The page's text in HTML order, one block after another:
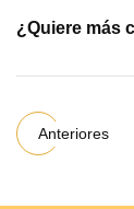
¿Quiere más
Anteriores